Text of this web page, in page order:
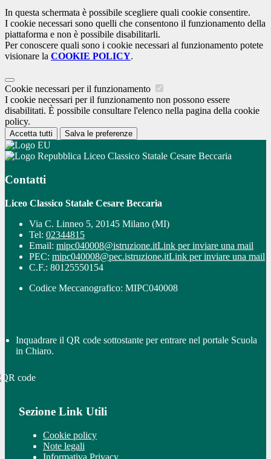
In questa schermata è possibile scegliere quali cookie consentire.
I cookie necessari sono quelli che consentono il funzionamento della
piattaforma e non è possibile disabilitarli.
Per conoscere quali sono i cookie necessari al funzionamento potete
visionare la COOKIE POLICY.
Cookie necessari per il funzionamento
I cookie necessari per il funzionamento non possono essere
disabilitati. È possibile consultare l'elenco nella pagina della cookie
policy.
Accetta tutti Salva le preferenze
Liceo Classico Statale Cesare Beccaria
Contatti
Liceo Classico Statale Cesare Beccaria
Via C. Linneo 5, 20145 Milano (MI)
Tel: 02344815
Email: mipc040008@istruzione.itLink per inviare una mail
PEC: mipc040008@pec.istruzione.itLink per inviare una mail
C.F.: 80125550154
Codice Meccanografico: MIPC040008
Inquadrare il QR code sottostante per entrare nel portale Scuola
in Chiaro.
Sezione Link Utili
Cookie policy
Note legali
Informativa Privacy